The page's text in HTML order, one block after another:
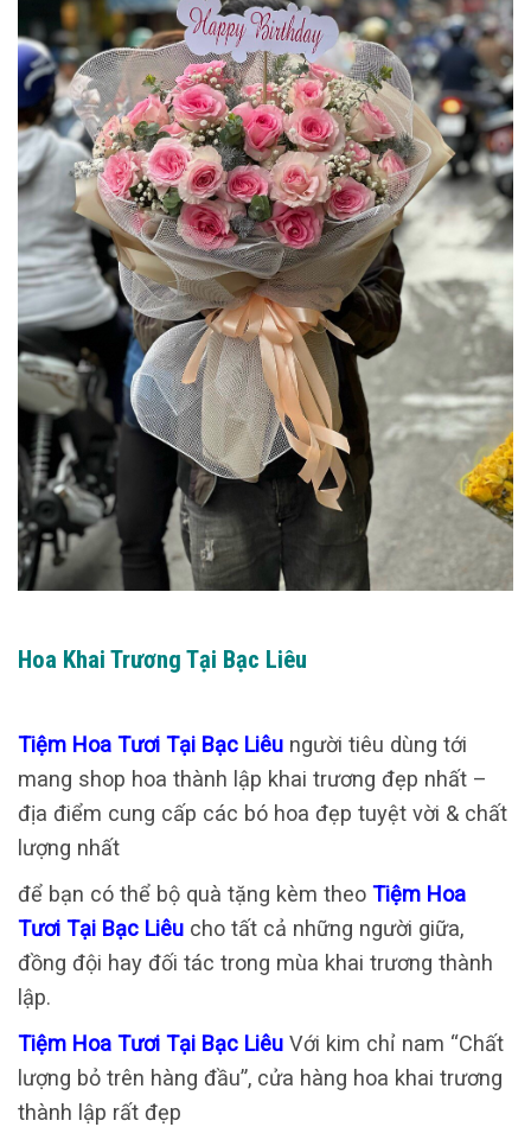
Hoa Khai Trương Tại Bạc Liêu
Tiệm Hoa Tươi Tại Bạc Liêu người tiêu dùng tới
mang shop hoa thành lập khai trương đẹp nhất –
địa điểm cung cấp các bó hoa đẹp tuyệt vời & chất
lượng nhất
để bạn có thể bộ quà tặng kèm theo Tiệm Hoa
Tươi Tại Bạc Liêu cho tất cả những người giữa,
đồng đội hay đối tác trong mùa khai trương thành
lập.
Tiệm Hoa Tươi Tại Bạc Liêu Với kim chỉ nam “Chất
lượng bỏ trên hàng đầu”, cửa hàng hoa khai trương
thành lập rất đẹp